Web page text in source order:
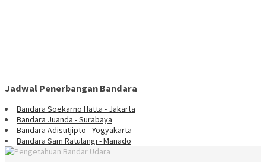
Jadwal Penerbangan Bandara
Bandara Soekarno Hatta - Jakarta
Bandara Juanda - Surabaya
Bandara Adisutjipto - Yogyakarta
Bandara Sam Ratulangi - Manado